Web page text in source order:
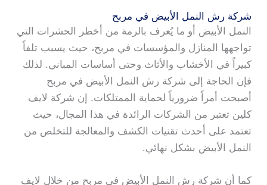
شركة رش النمل الأبيض في مربح
النمل الأبيض أو ما يُعرف بالرمة من أخطر الحشرات التي
تواجهها المنازل والمؤسسات في مربح، حيث يسبب تلفاً
كبيراً في الأخشاب والأثاث وحتى أساسات المباني. لذلك
فإن الحاجة إلى شركة رش النمل الأبيض في مربح
أصبحت أمراً ضرورياً لحماية الممتلكات. إن شركة لايف
كلين تعتبر من الشركات الرائدة في هذا المجال، حيث
تعتمد على أحدث تقنيات الكشف والمعالجة للتخلص من
النمل الأبيض بشكل نهائي.
كما أن شركة رش النمل الأبيض في مربح من خلال لايف